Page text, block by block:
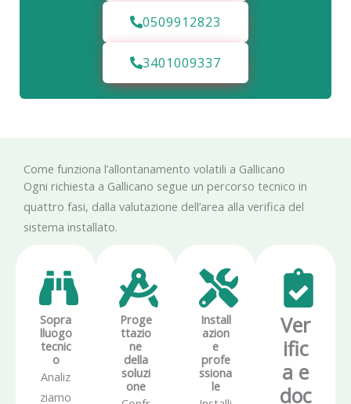
0509912823
3401009337
Come funziona l’allontanamento volatili a Gallicano
Ogni richiesta a Gallicano segue un percorso tecnico in
quattro fasi, dalla valutazione dell’area alla verifica del
sistema installato.
Sopra
lluogo
tecnic
o
Analiz
ziamo
Proge
ttazio
ne
della
soluzi
one
Install
azion
e
profe
ssiona
le
Ver
ific
a e
doc